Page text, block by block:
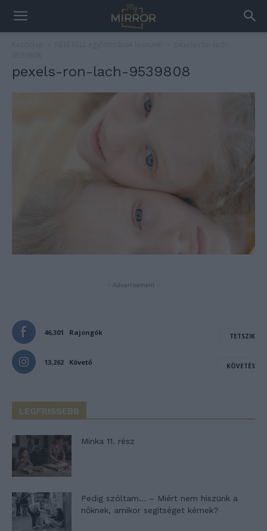
pexels-ron-lach-9539808
- Advertisement -
46,301 Rajongók TETSZIK
13,262 Követő KÖVETÉS
LEGFRISSEBB
Minka 11. rész
Pedig szóltam… – Miért nem hiszünk a
nőknek, amikor segítséget kérnek?